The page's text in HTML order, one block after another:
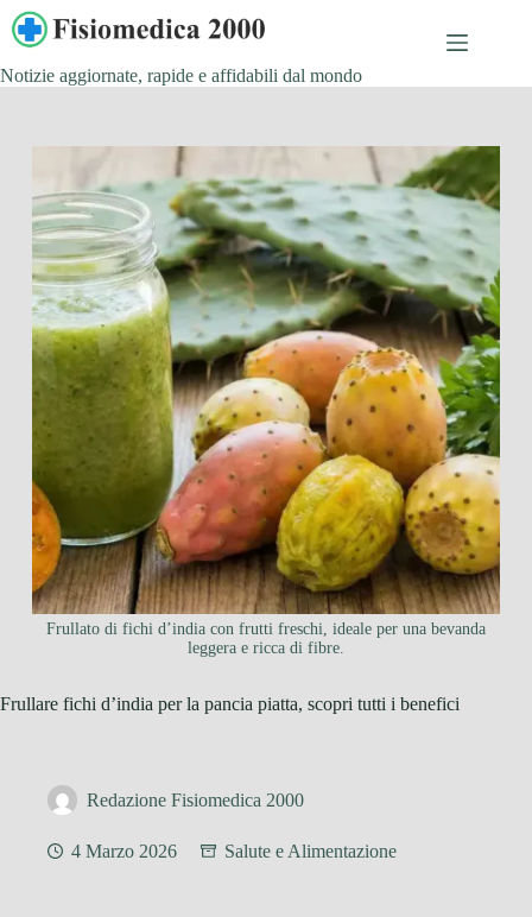
Salta
contenuto
Notizie aggiornate, rapide e affidabili dal mondo
Frullato di fichi d’india con frutti freschi, ideale per una bevanda
leggera e ricca di fibre.
Frullare fichi d’india per la pancia piatta, scopri tutti i benefici
Redazione Fisiomedica 2000
4 Marzo 2026 Salute e Alimentazione